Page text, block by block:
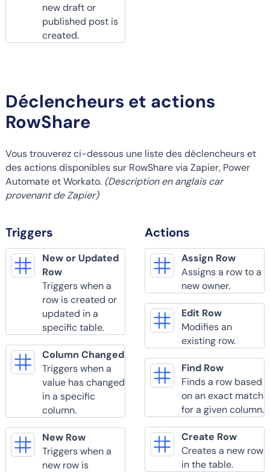
new draft or
published post is
created.
Déclencheurs et actions
RowShare
Vous trouverez ci-dessous une liste des déclencheurs et
des actions disponibles sur RowShare via Zapier, Power
Automate et Workato. (Description en anglais car
provenant de Zapier)
Triggers
New or Updated
Row
Triggers when a
row is created or
updated in a
specific table.
Column Changed
Triggers when a
value has changed
in a specific
column.
New Row
Triggers when a
new row is
Actions
Assign Row
Assigns a row to a
new owner.
Edit Row
Modifies an
existing row.
Find Row
Finds a row based
on an exact match
for a given column.
Create Row
Creates a new row
in the table.